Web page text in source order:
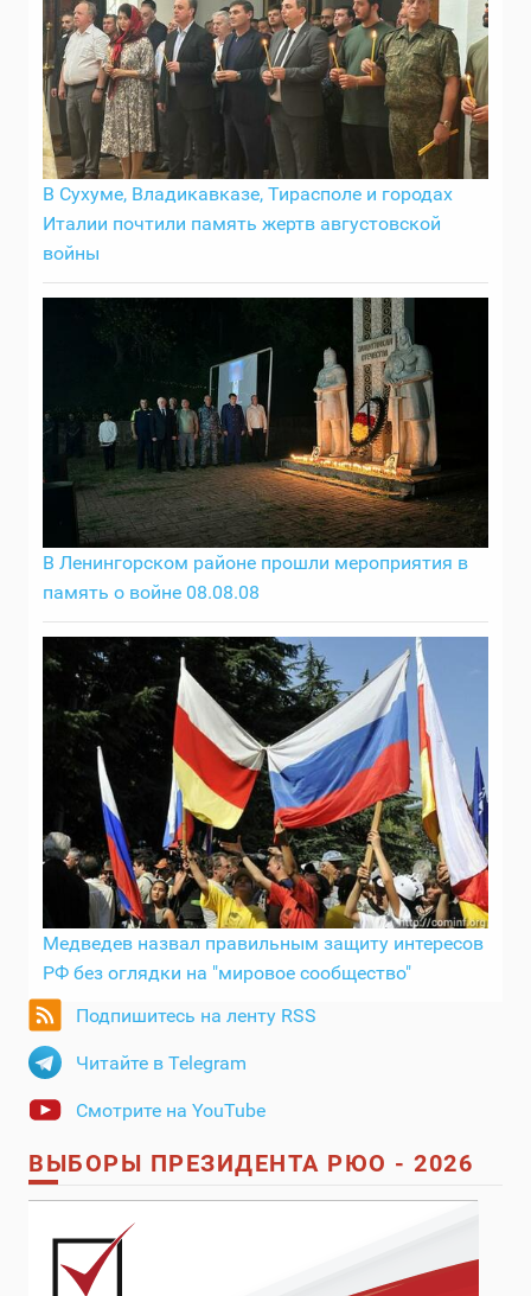
В Сухуме, Владикавказе, Тирасполе и городах
Италии почтили память жертв августовской
войны
В Ленингорском районе прошли мероприятия в
память о войне 08.08.08
Медведев назвал правильным защиту интересов
РФ без оглядки на "мировое сообщество"
Подпишитесь на ленту RSS
Читайте в Telegram
Смотрите на YouTube
ВЫБОРЫ ПРЕЗИДЕНТА РЮО - 2026